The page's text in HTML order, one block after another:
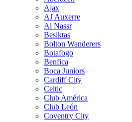
Ajax
AJ Auxerre
Al Nassr
Besiktas
Bolton Wanderers
Botafogo
Benfica
Boca Juniors
Cardiff City
Celtic
Club América
Club León
Coventry City